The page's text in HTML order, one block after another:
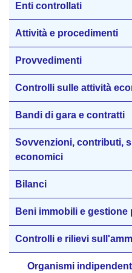
Enti controllati
Attività e procedimenti
Provvedimenti
Controlli sulle attività
Bandi di gara e contratti
Sovvenzioni, contributi,
economici
Bilanci
Beni immobili e gestione
Controlli e rilievi
Organismi